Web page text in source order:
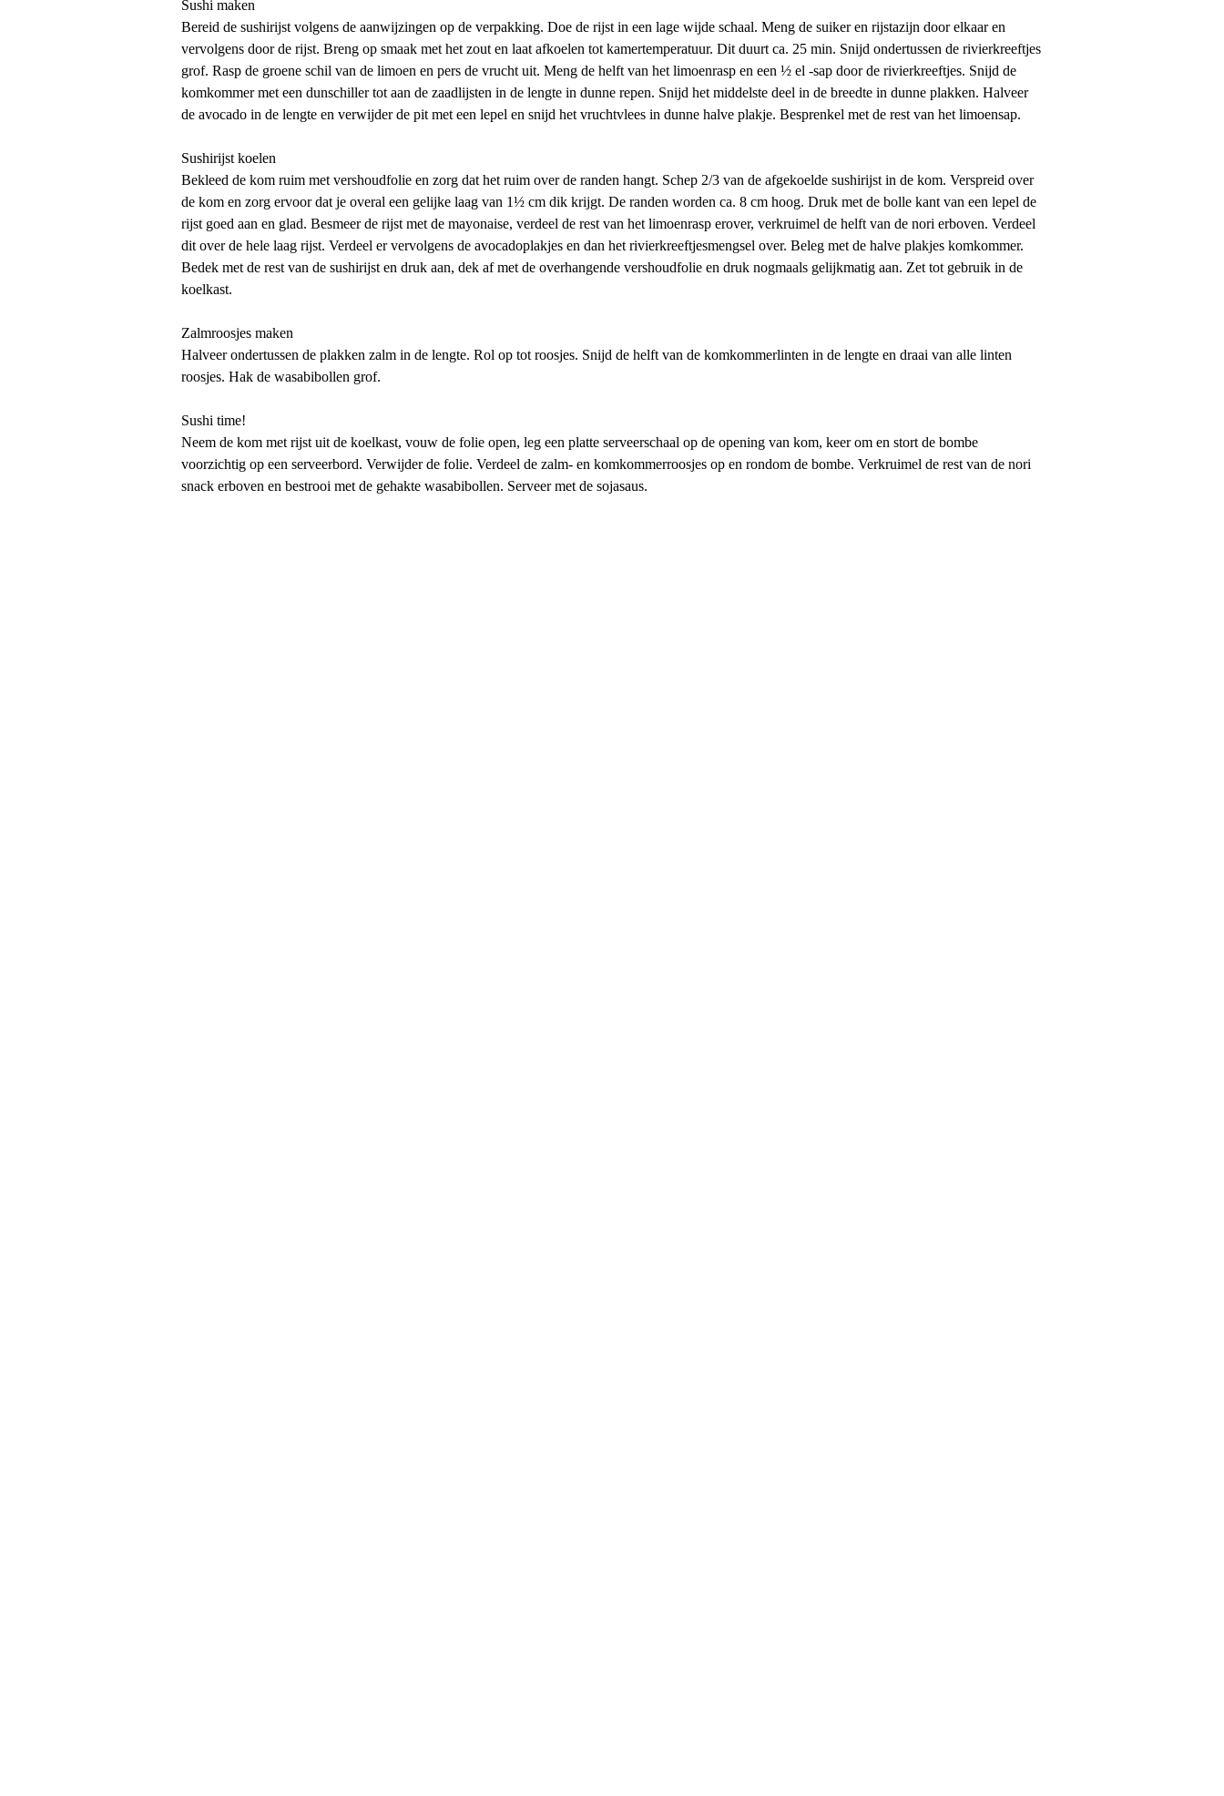
Sushi maken
Bereid de sushirijst volgens de aanwijzingen op de verpakking. Doe de rijst in een lage wijde schaal. Meng de suiker en rijstazijn door elkaar en
vervolgens door de rijst. Breng op smaak met het zout en laat afkoelen tot kamertemperatuur. Dit duurt ca. 25 min. Snijd ondertussen de rivierkreeftjes
grof. Rasp de groene schil van de limoen en pers de vrucht uit. Meng de helft van het limoenrasp en een ½ el -sap door de rivierkreeftjes. Snijd de
komkommer met een dunschiller tot aan de zaadlijsten in de lengte in dunne repen. Snijd het middelste deel in de breedte in dunne plakken. Halveer
de avocado in de lengte en verwijder de pit met een lepel en snijd het vruchtvlees in dunne halve plakje. Besprenkel met de rest van het limoensap.
Sushirijst koelen
Bekleed de kom ruim met vershoudfolie en zorg dat het ruim over de randen hangt. Schep 2/3 van de afgekoelde sushirijst in de kom. Verspreid over
de kom en zorg ervoor dat je overal een gelijke laag van 1½ cm dik krijgt. De randen worden ca. 8 cm hoog. Druk met de bolle kant van een lepel de
rijst goed aan en glad. Besmeer de rijst met de mayonaise, verdeel de rest van het limoenrasp erover, verkruimel de helft van de nori erboven. Verdeel
dit over de hele laag rijst. Verdeel er vervolgens de avocadoplakjes en dan het rivierkreeftjesmengsel over. Beleg met de halve plakjes komkommer.
Bedek met de rest van de sushirijst en druk aan, dek af met de overhangende vershoudfolie en druk nogmaals gelijkmatig aan. Zet tot gebruik in de
koelkast.
Zalmroosjes maken
Halveer ondertussen de plakken zalm in de lengte. Rol op tot roosjes. Snijd de helft van de komkommerlinten in de lengte en draai van alle linten
roosjes. Hak de wasabibollen grof.
Sushi time!
Neem de kom met rijst uit de koelkast, vouw de folie open, leg een platte serveerschaal op de opening van kom, keer om en stort de bombe
voorzichtig op een serveerbord. Verwijder de folie. Verdeel de zalm- en komkommerroosjes op en rondom de bombe. Verkruimel de rest van de nori
snack erboven en bestrooi met de gehakte wasabibollen. Serveer met de sojasaus.